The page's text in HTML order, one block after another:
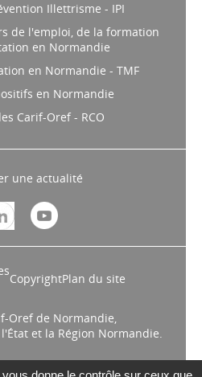
Illettrisme - IPI
de l'emploi, de la formation
en Normandie
en Normandie - TMF
en Normandie
Carif-Oref - RCO
une actualité
CopyrightPlan du site
Oref de Normandie,
et la Région Normandie.